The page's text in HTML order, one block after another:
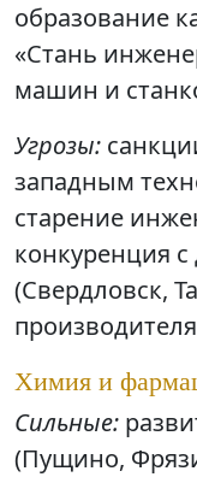
образование
«Стань
машин и
Угрозы:
западным
старение
конкуренция
(Свердловск,
Химия и
Сильные:
(Пущино,